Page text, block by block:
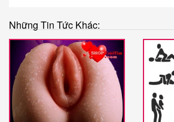
Những Tin Tức Khác: